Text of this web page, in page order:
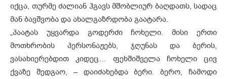
იქცა, თურმე ძალიან ჰგავს მშობლიურ ბაღდათს, სადაც
მან ბავშვობა და ახალგაზრდობა გაატარა.
„პაატას უყვარდა გოდერძი ჩოხელი. მისი ერთი
მოთხრობის პერსონაჟებს, ჯღუნას და ბერის,
ვასახიერებდით კიდეც… ფეხშიშველა ჩოხელი ცივ
ქვაზე შედგაო, – დაიძახებდა ბერი. ბერო, ჩამოდი